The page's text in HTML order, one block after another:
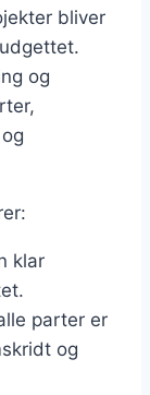
bliver
og
klar
parter er
og